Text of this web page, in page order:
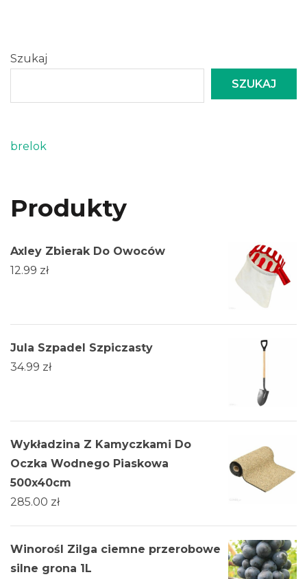
Szukaj
SZUKAJ
brelok
Produkty
Axley Zbierak Do Owoców
12.99 zł
Jula Szpadel Szpiczasty
34.99 zł
Wykładzina Z Kamyczkami Do
Oczka Wodnego Piaskowa
500x40cm
285.00 zł
Winorośl Zilga ciemne przerobowe
silne grona 1L